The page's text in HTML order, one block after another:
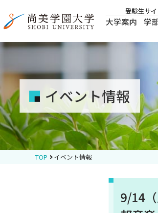
受験生サ
大学案内 学
学部・大学院
学生生活
イベント情報
TOP イベント情報
9/14